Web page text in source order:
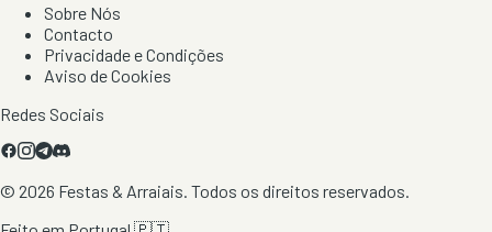
Sobre Nós
Contacto
Privacidade e Condições
Aviso de Cookies
Redes Sociais
© 2026 Festas & Arraiais. Todos os direitos reservados.